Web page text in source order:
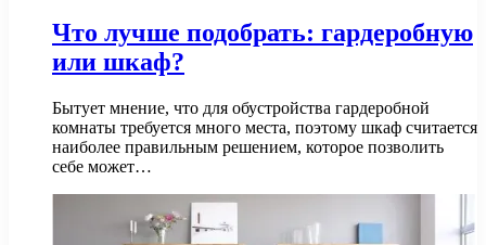
Что лучше подобрать: гардеробную
или шкаф?
Бытует мнение, что для обустройства гардеробной
комнаты требуется много места, поэтому шкаф считается
наиболее правильным решением, которое позволить
себе может…